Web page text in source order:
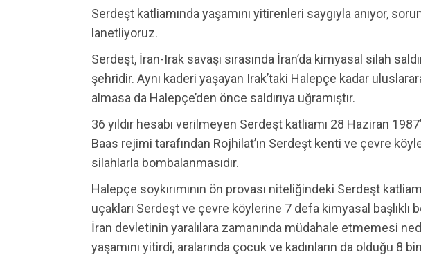
Serdeşt katliamında yaşamını yitirenleri saygıyla anıyor,
lanetliyoruz.
Serdeşt, İran-Irak savaşı sırasında İran’da kimyasal silah
şehridir. Aynı kaderi yaşayan Irak’taki Halepçe kadar
almasa da Halepçe’den önce saldırıya uğramıştır.
36 yıldır hesabı verilmeyen Serdeşt katliamı 28 Haziran
Baas rejimi tarafından Rojhilat’ın Serdeşt kenti ve çevre
silahlarla bombalanmasıdır.
Halepçe soykırımının ön provası niteliğindeki Serdeşt
uçakları Serdeşt ve çevre köylerine 7 defa kimyasal başlıklı
İran devletinin yaralılara zamanında müdahale etmemesi
yaşamını yitirdi, aralarında çocuk ve kadınların da olduğu 8